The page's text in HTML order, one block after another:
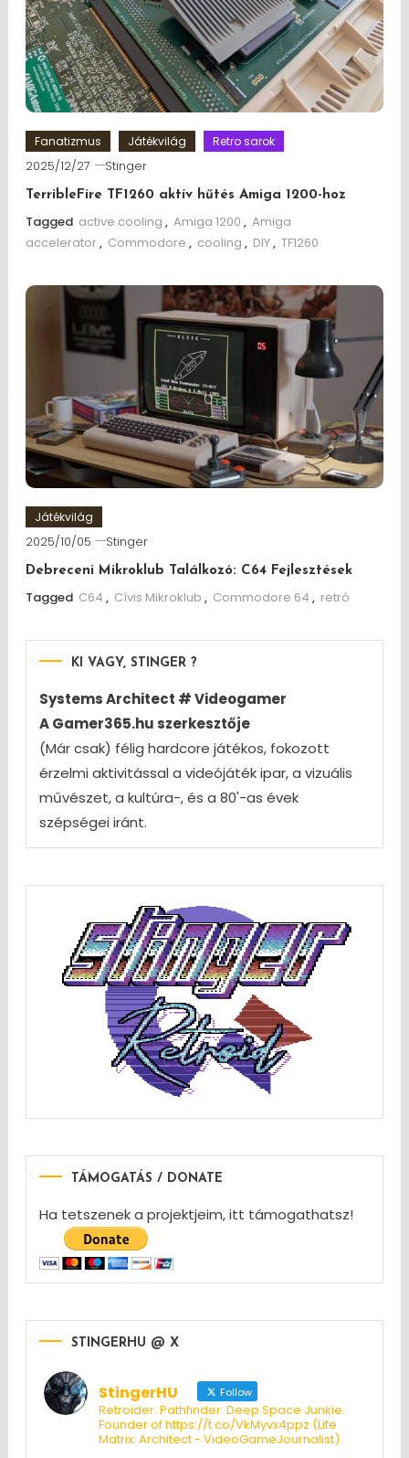
Fanatizmus Játékvilág Retro sarok
2025/12/27 Stinger
TerribleFire TF1260 aktív hűtés Amiga 1200-hoz
Tagged active cooling , Amiga 1200 , Amiga
accelerator, Commodore , cooling , DIY, TF1260
Játékvilág
2025/10/05 Stinger
Debreceni Mikroklub Találkozó: C64 Fejlesztések
Tagged C64 , Cívis Mikroklub , Commodore 64 , retró
KI VAGY, STINGER ?
Systems Architect # Videogamer
A Gamer365.hu szerkesztője
(Már csak) félig hardcore játékos, fokozott
érzelmi aktivitással a videójáték ipar, a vizuális
művészet, a kultúra-, és a 80'-as évek
szépségei iránt.
TÁMOGATÁS / DONATE
Ha tetszenek a projektjeim, itt támogathatsz!
STINGERHU @ X
StingerHU Follow
Retroider. Pathfinder. Deep Space Junkie.
Founder of https://t.co/VkMyvx4ppz (Life
Matrix: Architect - VideoGameJournalist)